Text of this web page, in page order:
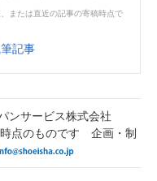
または直近の記事の寄稿時点で
記事
ンサービス株式会社
時点のものです 企画・制